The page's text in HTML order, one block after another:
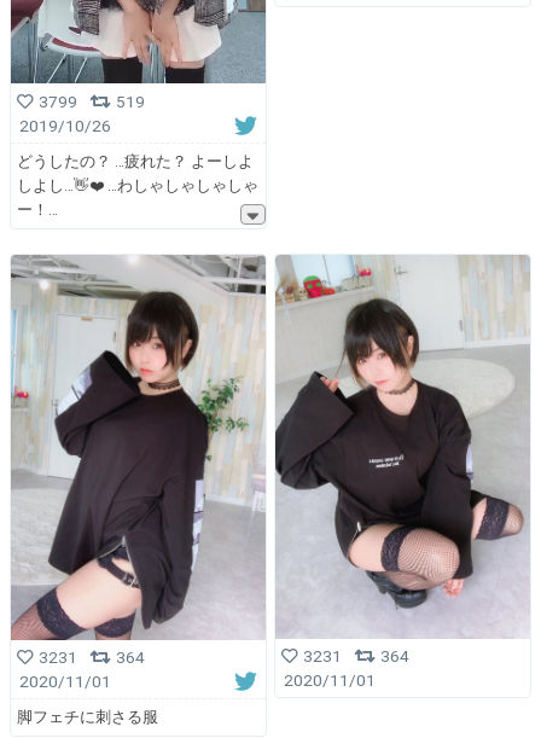
3799
519
2019/10/26
どうしたの？ …疲れた？ よーしよ
しよし…👋❤️ …わしゃしゃしゃしゃ
ー！
3231
364
2020/11/01
脚フェチに刺さる服
3231
364
2020/11/01